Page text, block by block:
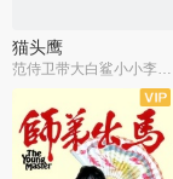
猫头鹰
范侍卫带大白鲨小小李破案寻妃